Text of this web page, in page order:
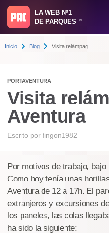
LA WEB Nº1
DE PARQUES
®
Inicio Blog Visita relámpag...
PORTAVENTURA
Visita
Aventura
Escrito por fingon1982
Por motivos de trabajo,
Como hoy tenía unas
Aventura de 12 a 17h. El
extranjeros y excursiones
los paneles, las colas
ha sido la siguiente: